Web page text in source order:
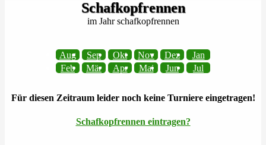
Schafkopfrennen
im Jahr schafkopfrennen
Aug Sep Okt Nov Dez
Jan
Feb
Mär Apr Mai Jun Jul
Für diesen Zeitraum leider noch keine Turniere eingetragen!
Schafkopfrennen eintragen?